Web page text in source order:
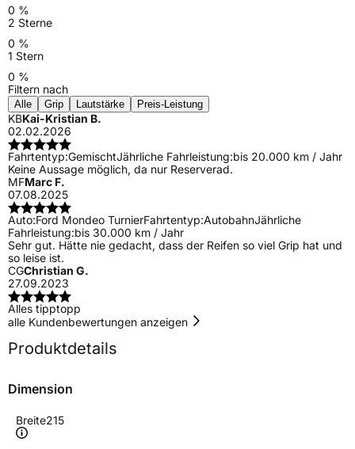
0 %
2 Sterne
0 %
1 Stern
0 %
Filtern nach
Alle Grip Lautstärke Preis-Leistung
KBKai-Kristian B.
02.02.2026
Fahrtentyp:GemischtJährliche Fahrleistung:bis 20.000 km / Jahr
Keine Aussage möglich, da nur Reserverad.
MFMarc F.
07.08.2025
Auto:Ford Mondeo TurnierFahrtentyp:AutobahnJährliche
Fahrleistung:bis 30.000 km / Jahr
Sehr gut. Hätte nie gedacht, dass der Reifen so viel Grip hat und
so leise ist.
CGChristian G.
27.09.2023
Alles tipptopp
alle Kundenbewertungen anzeigen
Produktdetails
Dimension
Breite215